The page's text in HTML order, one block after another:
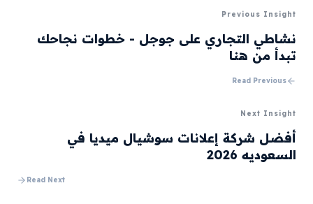
Previous Insight
نشاطي التجاري على جوجل - خطوات نجاحك
تبدأ من هنا
Read Previous
Next Insight
أفضل شركة إعلانات سوشيال ميديا في
السعوديه 2026
Read Next